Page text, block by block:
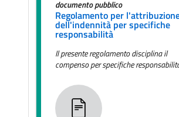
documento pubblico
Regolamento per
dell'indennità per specifiche
responsabilità
Il presente regolamento disciplina il
compenso per specifiche